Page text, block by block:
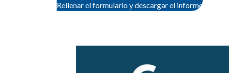
Rellenar el formulario y descargar el informe